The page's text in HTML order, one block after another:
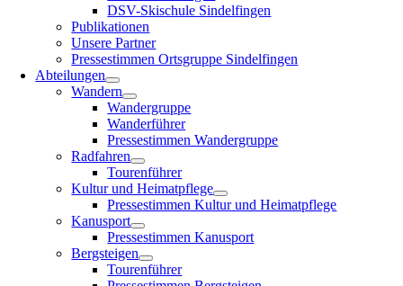
DSV-Skischule Sindelfingen
Publikationen
Unsere Partner
Pressestimmen Ortsgruppe Sindelfingen
Abteilungen
Wandern
Wandergruppe
Wanderführer
Pressestimmen Wandergruppe
Radfahren
Tourenführer
Kultur und Heimatpflege
Pressestimmen Kultur und Heimatpflege
Kanusport
Pressestimmen Kanusport
Bergsteigen
Tourenführer